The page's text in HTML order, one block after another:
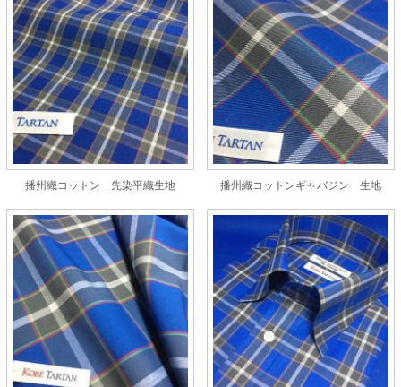
播州織コットン 先染平織生地 播州織コットンギャバジン 生地